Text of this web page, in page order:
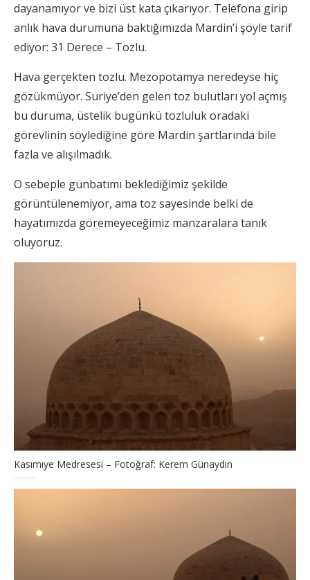
dayanamıyor ve bizi üst kata çıkarıyor. Telefona girip
anlık hava durumuna baktığımızda Mardin’i şöyle tarif
ediyor: 31 Derece – Tozlu.
Hava gerçekten tozlu. Mezopotamya neredeyse hiç
gözükmüyor. Suriye’den gelen toz bulutları yol açmış
bu duruma, üstelik bugünkü tozluluk oradaki
görevlinin söylediğine göre Mardin şartlarında bile
fazla ve alışılmadık.
O sebeple günbatımı beklediğimiz şekilde
görüntülenemiyor, ama toz sayesinde belki de
hayatımızda göremeyeceğimiz manzaralara tanık
oluyoruz.
Kasımıye Medresesi – Fotoğraf: Kerem Günaydın